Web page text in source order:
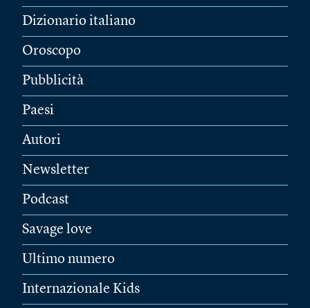
Dizionario italiano
Oroscopo
Pubblicità
Paesi
Autori
Newsletter
Podcast
Savage love
Ultimo numero
Internazionale Kids